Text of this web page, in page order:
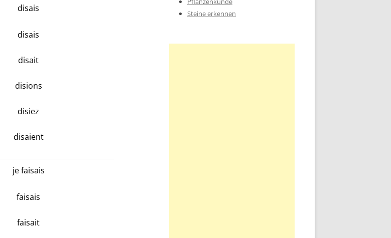
disais
disais
disait
disions
disiez
disaient
je faisais
faisais
faisait
Steine erkennen